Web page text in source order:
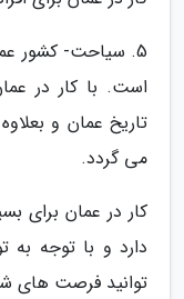
5. سیاحت- کشور
است. با کار در
تاریخ عمان و
می گردد.
کار در عمان برای
دارد و با توجه
توانید فرصت های